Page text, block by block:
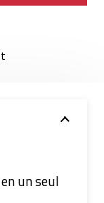
un seul